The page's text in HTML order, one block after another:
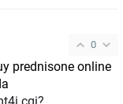
0
prednisone online